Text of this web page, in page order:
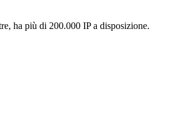
ha più di 200.000 IP a disposizione.